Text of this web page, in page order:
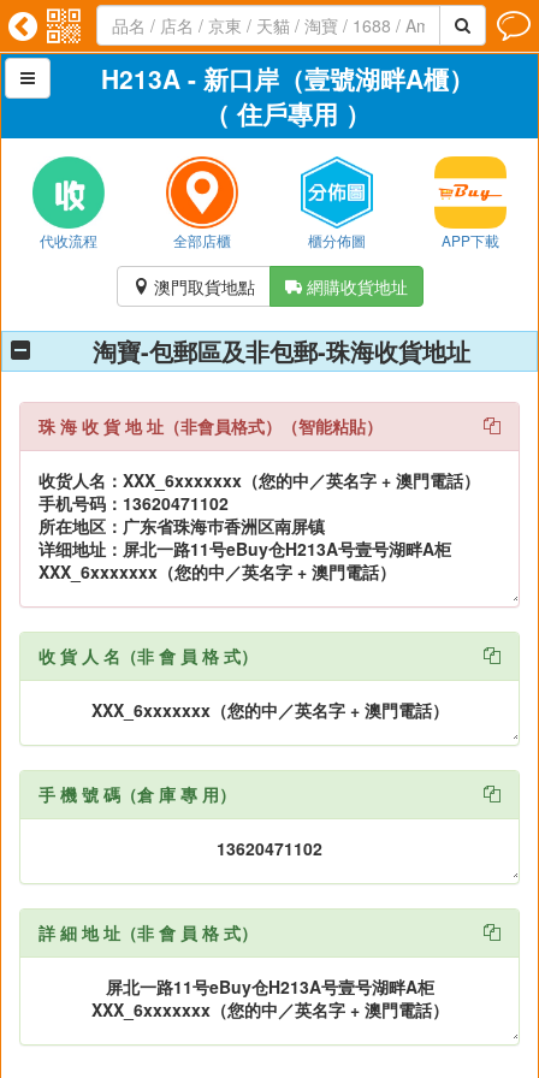
   

H213A - 新口岸（壹號湖畔A櫃）
（ 住戶專用 ）
代收流程 全部店櫃 櫃分佈圖 APP下載
 澳門取貨地點 網購收貨地址
淘寶-包郵區及非包郵-珠海收貨地址
珠 海 收 貨 地 址（非會員格式）（智能粘貼） 
收 貨 人 名（非 會 員 格 式） 
手 機 號 碼（倉 庫 專 用） 
詳 細 地 址（非 會 員 格 式） 